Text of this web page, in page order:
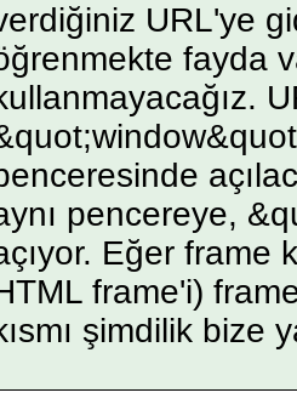
URL'ye
fayda
pencereye,
Eğer frame
frame'i)
şimdilik bize